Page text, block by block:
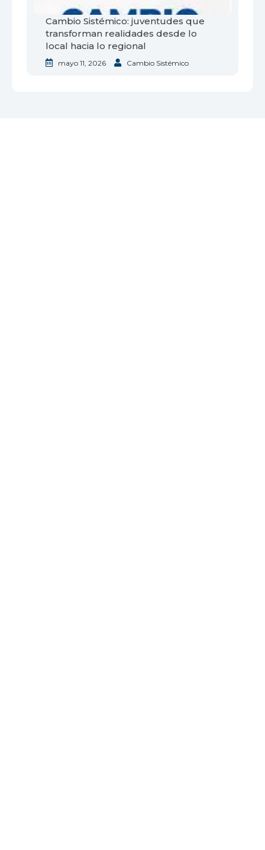
Cambio Sistémico: juventudes que
transforman realidades desde lo
local hacia lo regional
mayo 11, 2026 Cambio Sistémico